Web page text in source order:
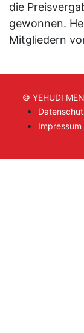
die
gewonnen.
Mitgliedern
© YEHUDI
Impressum